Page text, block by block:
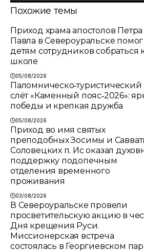
Похожие темы
Приход храма апостолов Петра
Павла в Североуральске помог
детям сотрудников собраться
школе
05/08/2026
Паломническо‑туристический
слёт «Каменный пояс‑2026»:
победы и крепкая дружба
05/08/2026
Приход во имя святых
преподобных Зосимы и
Соловецких п. Ис оказал
поддержку подопечным
отделения временного
проживания
03/08/2026
В Североуральске провели
просветительскую акцию в
Дня крещения Руси.
Миссионерская встреча
состоялась в Георгиевском